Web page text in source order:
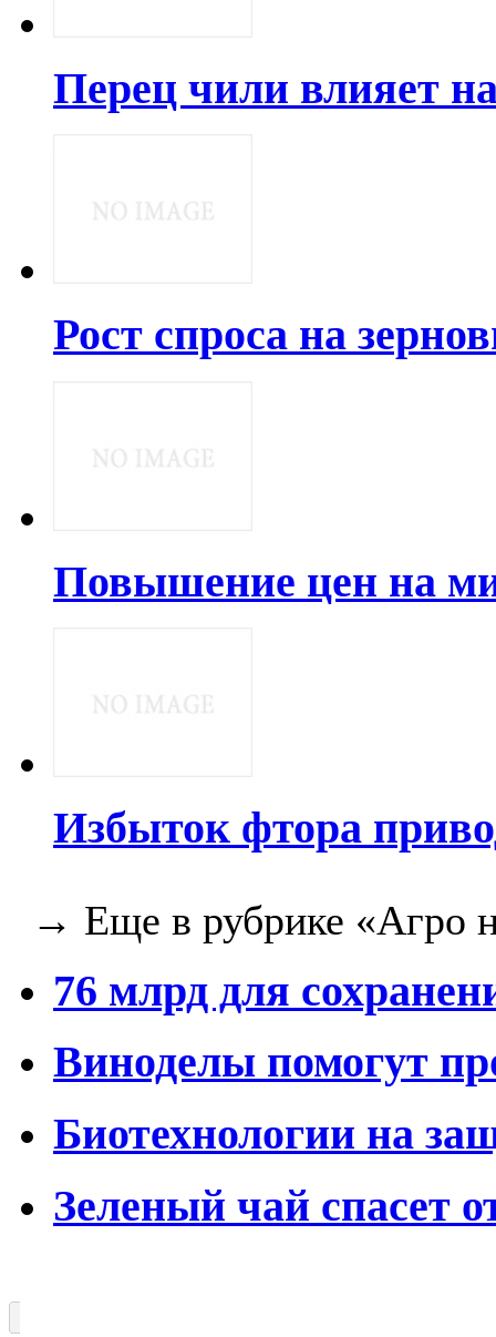
Перец чили влияет
Рост спроса на
Повышение цен на
Избыток фтора
→ Еще в рубрике «Агро
76 млрд для
Виноделы помогут
Биотехнологии на
Зеленый чай спасет